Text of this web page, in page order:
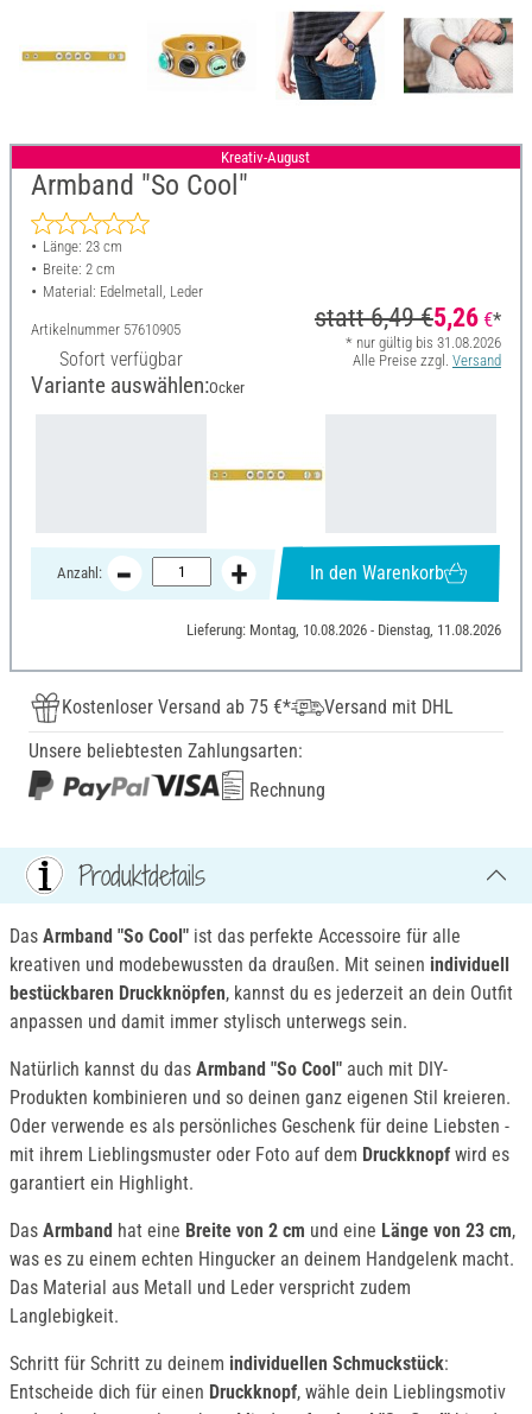
Kreativ-August
Armband "So Cool"
Länge: 23 cm
Breite: 2 cm
Material: Edelmetall, Leder
Artikelnummer 57610905
Sofort verfügbar
statt6,49 €5,26 €*
* nur gültig bis 31.08.2026
Alle Preise zzgl. Versand
Variante auswählen:Ocker
Anzahl: In den Warenkorb
Lieferung: Montag, 10.08.2026 - Dienstag, 11.08.2026
Kostenloser Versand ab 75 €*
Versand mit DHL
Unsere beliebtesten Zahlungsarten:
Rechnung
Produktdetails
Das Armband "So Cool" ist das perfekte Accessoire für alle
kreativen und modebewussten da draußen. Mit seinen individuell
bestückbaren Druckknöpfen, kannst du es jederzeit an dein Outfit
anpassen und damit immer stylisch unterwegs sein.
Natürlich kannst du das Armband "So Cool" auch mit DIY-
Produkten kombinieren und so deinen ganz eigenen Stil kreieren.
Oder verwende es als persönliches Geschenk für deine Liebsten -
mit ihrem Lieblingsmuster oder Foto auf dem Druckknopf wird es
garantiert ein Highlight.
Das Armband hat eine Breite von 2 cm und eine Länge von 23 cm,
was es zu einem echten Hingucker an deinem Handgelenk macht.
Das Material aus Metall und Leder verspricht zudem
Langlebigkeit.
Schritt für Schritt zu deinem individuellen Schmuckstück:
Entscheide dich für einen Druckknopf, wähle dein Lieblingsmotiv